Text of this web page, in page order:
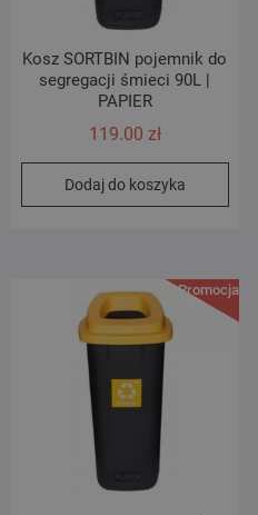
Kosz SORTBIN pojemnik do
segregacji śmieci 90L |
PAPIER
119.00 zł
Dodaj do koszyka
Promocja!